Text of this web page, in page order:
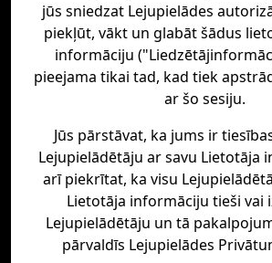
jūs sniedzat Lejupielādes
piekļūt, vākt un glabāt šādus
informāciju
pieejama tikai tad, kad tiek
ar šo sesiju.
Jūs pārstāvat, ka jums ir
Lejupielādētāju ar savu Lietotāja
arī piekrītat, ka visu
Lietotāja informāciju tieši vai
Lejupielādētāju un tā
pārvaldīs Lejupielādes